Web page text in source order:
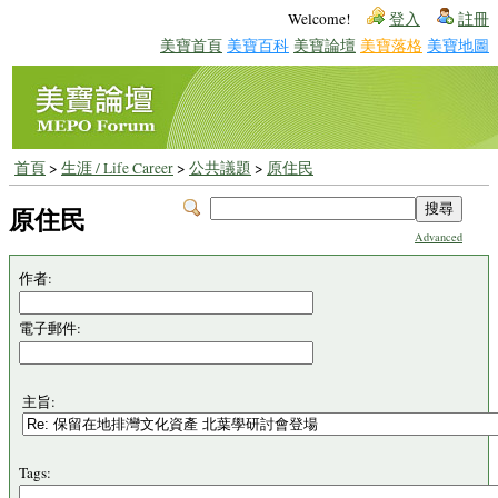
Welcome! 登入 註冊
美寶首頁 美寶百科 美寶論壇 美寶落格 美寶地圖
首頁> 生涯 / Life Career> 公共議題 > 原住民
Advanced
原住民
作者:
電子郵件:
主旨:
Tags: